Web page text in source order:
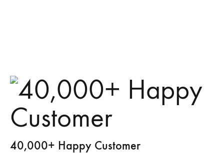
40,000+ Happy Customer